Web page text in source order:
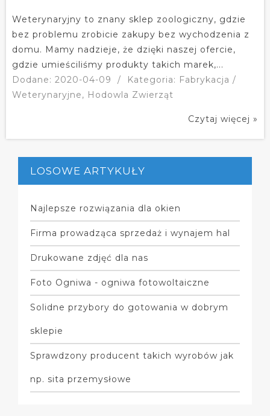
Weterynaryjny to znany sklep zoologiczny, gdzie
bez problemu zrobicie zakupy bez wychodzenia z
domu. Mamy nadzieje, że dzięki naszej ofercie,
gdzie umieściliśmy produkty takich marek,...
Dodane: 2020-04-09
/
Kategoria: Fabrykacja /
Weterynaryjne, Hodowla Zwierząt
Czytaj więcej »
LOSOWE ARTYKUŁY
Najlepsze rozwiązania dla okien
Firma prowadząca sprzedaż i wynajem hal
Drukowane zdjęć dla nas
Foto Ogniwa - ogniwa fotowoltaiczne
Solidne przybory do gotowania w dobrym
sklepie
Sprawdzony producent takich wyrobów jak
np. sita przemysłowe